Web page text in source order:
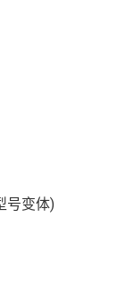
号变体)